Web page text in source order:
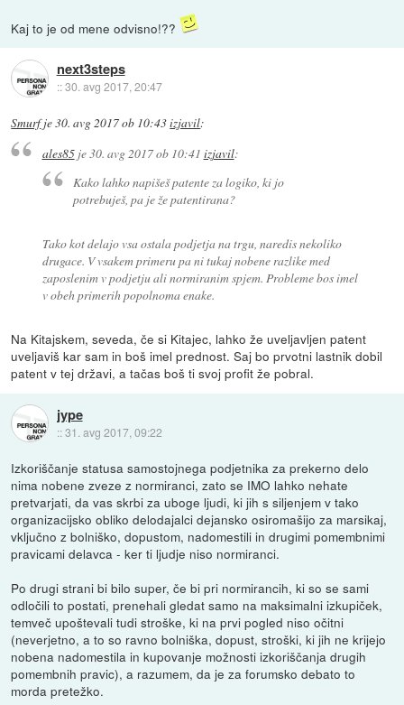
Kaj to je od mene odvisno!??
next3steps
::30. avg 2017, 20:47
Smurfje30. avg 2017 ob 10:43izjavil:
ales85je30. avg 2017 ob 10:41 izjavil:
Kako lahko napišeš patente za logiko, ki jo
potrebuješ, pa je že patentirana?
Tako kot delajo vsa ostala podjetja na trgu, naredis nekoliko
drugace. V vsakem primeru pa ni tukaj nobene razlike med
zaposlenim v podjetju ali normiranim spjem. Probleme bos imel
v obeh primerih popolnoma enake.
Na Kitajskem, seveda, če si Kitajec, lahko že uveljavljen patent
uveljaviš kar sam in boš imel prednost. Saj bo prvotni lastnik dobil
patent v tej državi, a tačas boš ti svoj profit že pobral.
jype
::31. avg 2017, 09:22
Izkoriščanje statusa samostojnega podjetnika za prekerno delo
nima nobene zveze z normiranci, zato se IMO lahko nehate
pretvarjati, da vas skrbi za uboge ljudi, ki jih s siljenjem v tako
organizacijsko obliko delodajalci dejansko osiromašijo za marsikaj,
vključno z bolniško, dopustom, nadomestili in drugimi pomembnimi
pravicami delavca - ker ti ljudje niso normiranci.
Po drugi strani bi bilo super, če bi pri normirancih, ki so se sami
odločili to postati, prenehali gledat samo na maksimalni izkupiček,
temveč upoštevali tudi stroške, ki na prvi pogled niso očitni
(neverjetno, a to so ravno bolniška, dopust, stroški, ki jih ne krijejo
nobena nadomestila in kupovanje možnosti izkoriščanja drugih
pomembnih pravic), a razumem, da je za forumsko debato to
morda pretežko.